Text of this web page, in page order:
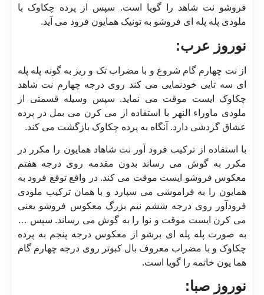
فروشو نت شاهد را گویا است. سپس از پرده چکاوک با
ملودی پله پله ای فروشو به تونیک همایون فرود می آید.
نوروز عرب:
از نت چهارم گام شروع و با مضراب تک و ریز به گونه پله پله
ای سه تایی خودنمایی می کند روی درجه چهارم نت شاهد
چکاوک ایست موقت می نماید. سپس وسیله قسمتی از
ملودی ماوراء النهر با استفاده از می کرن می بمل در پرده
عشاق گردشی دارد. آنگاه به پرده چکاوک بازگشت می کند.
با استفاده از ترکیب فرود آور نت شاهاد همایون را مکرر در
مکرر به گوش می رساند بدون مقدمه روی درجه هفتم
معکوس فروشو ایست موقت می کند. در واقع توقع فرود به
همایون را به فراموشی می سپارد و با همان ترکیب ملودی
فرودآور روی درجه ششم نیم بزرگ معکوس فروشو یعنی
می کرن ایست موقت و نوا را به گوش می رساند. سپس …
به صورت پله پله ای برشو از معکوس درجه پنجم به پرده
چکاوک و با مضراب معروف بال کبوتر روی درجه چهارم گام
هما یون خاتمه را گویا است.
نوروز صبا: